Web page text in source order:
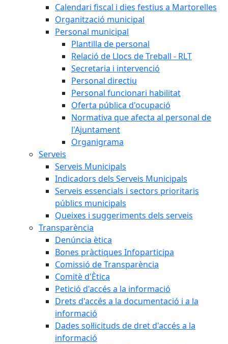
Calendari fiscal i dies festius a Martorelles
Organització municipal
Personal municipal
Plantilla de personal
Relació de Llocs de Treball - RLT
Secretaria i intervenció
Personal directiu
Personal funcionari habilitat
Oferta pública d'ocupació
Normativa que afecta al personal de
l'Ajuntament
Organigrama
Serveis
Serveis Municipals
Indicadors dels Serveis Municipals
Serveis essencials i sectors prioritaris
públics municipals
Queixes i suggeriments dels serveis
Transparència
Denúncia ètica
Bones pràctiques Infoparticipa
Comissió de Transparència
Comitè d'Ètica
Petició d'accés a la informació
Drets d'accés a la documentació i a la
informació
Dades sol·licituds de dret d'accés a la
informació